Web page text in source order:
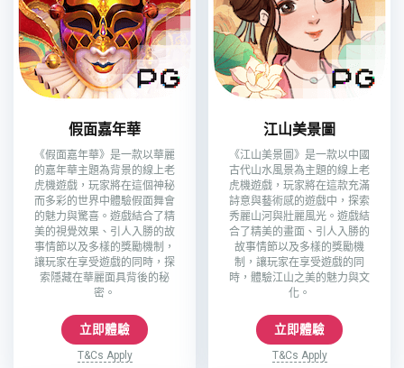
假面嘉年華
《假面嘉年華》是一款以華麗
的嘉年華主題為背景的線上老
虎機遊戲，玩家將在這個神秘
而多彩的世界中體驗假面舞會
的魅力與驚喜。遊戲結合了精
美的視覺效果、引人入勝的故
事情節以及多樣的獎勵機制，
讓玩家在享受遊戲的同時，探
索隱藏在華麗面具背後的秘
密。
立即體驗
T&Cs Apply
江山美景圖
《江山美景圖》是一款以中國
古代山水風景為主題的線上老
虎機遊戲，玩家將在這款充滿
詩意與藝術感的遊戲中，探索
秀麗山河與壯麗風光。遊戲結
合了精美的畫面、引人入勝的
故事情節以及多樣的獎勵機
制，讓玩家在享受遊戲的同
時，體驗江山之美的魅力與文
化。
立即體驗
T&Cs Apply